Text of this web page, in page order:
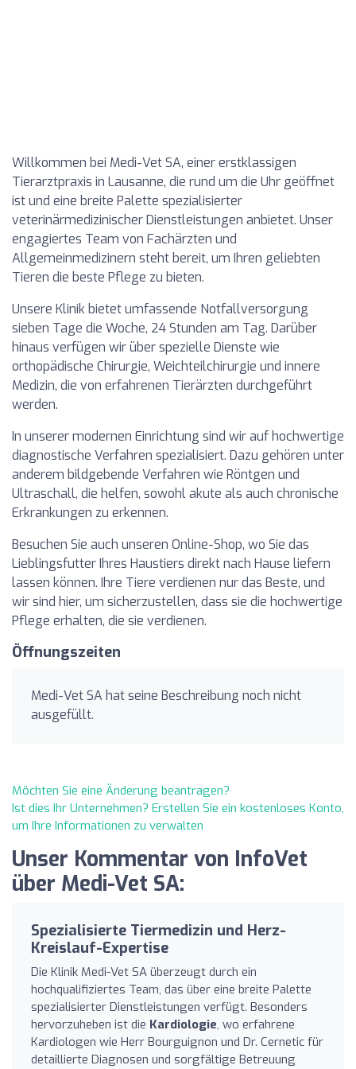
Willkommen bei Medi-Vet SA, einer erstklassigen
Tierarztpraxis in Lausanne, die rund um die Uhr geöffnet
ist und eine breite Palette spezialisierter
veterinärmedizinischer Dienstleistungen anbietet. Unser
engagiertes Team von Fachärzten und
Allgemeinmedizinern steht bereit, um Ihren geliebten
Tieren die beste Pflege zu bieten.
Unsere Klinik bietet umfassende Notfallversorgung
sieben Tage die Woche, 24 Stunden am Tag. Darüber
hinaus verfügen wir über spezielle Dienste wie
orthopädische Chirurgie, Weichteilchirurgie und innere
Medizin, die von erfahrenen Tierärzten durchgeführt
werden.
In unserer modernen Einrichtung sind wir auf hochwertige
diagnostische Verfahren spezialisiert. Dazu gehören unter
anderem bildgebende Verfahren wie Röntgen und
Ultraschall, die helfen, sowohl akute als auch chronische
Erkrankungen zu erkennen.
Besuchen Sie auch unseren Online-Shop, wo Sie das
Lieblingsfutter Ihres Haustiers direkt nach Hause liefern
lassen können. Ihre Tiere verdienen nur das Beste, und
wir sind hier, um sicherzustellen, dass sie die hochwertige
Pflege erhalten, die sie verdienen.
Öffnungszeiten
Medi-Vet SA hat seine Beschreibung noch nicht
ausgefüllt.
Möchten Sie eine Änderung beantragen?
Ist dies Ihr Unternehmen? Erstellen Sie ein kostenloses Konto,
um Ihre Informationen zu verwalten
Unser Kommentar von InfoVet
über Medi-Vet SA:
Spezialisierte Tiermedizin und Herz-
Kreislauf-Expertise
Die Klinik Medi-Vet SA überzeugt durch ein
hochqualifiziertes Team, das über eine breite Palette
spezialisierter Dienstleistungen verfügt. Besonders
hervorzuheben ist die Kardiologie, wo erfahrene
Kardiologen wie Herr Bourguignon und Dr. Cernetic für
detaillierte Diagnosen und sorgfältige Betreuung